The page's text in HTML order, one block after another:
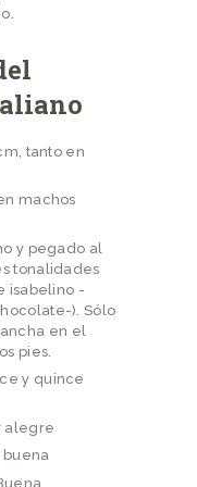
tanto en
machos
y pegado al
tonalidades
isabelino -
). Sólo
en el
pies.
y quince
alegre
buena